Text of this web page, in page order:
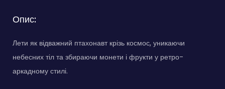
Опис:
Лети як відважний птахонавт крізь космос, уникаючи
небесних тіл та збираючи монети і фрукти у ретро-
аркадному стилі.